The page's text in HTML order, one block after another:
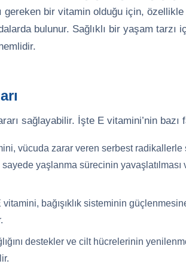
gereken bir vitamin olduğu için,
bulunur. Sağlıklı bir yaşam tarzı
sağlayabilir. İşte E vitamini’nin bazı
vücuda zarar veren serbest
sayede yaşlanma sürecinin
vitamini, bağışıklık sisteminin
destekler ve cilt hücrelerinin